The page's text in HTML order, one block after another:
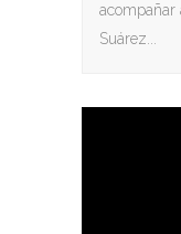
acompañar
Suárez...